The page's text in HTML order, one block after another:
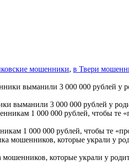
мошенники, в Твери
выманили 3 000 000 рублей у
1 000 000 рублей, чтобы те
мошенников, которые украли у